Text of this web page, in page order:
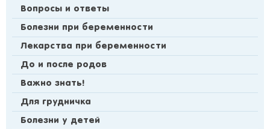
Вопросы и ответы
Болезни при беременности
Лекарства при беременности
До и после родов
Важно знать!
Для грудничка
Болезни у детей